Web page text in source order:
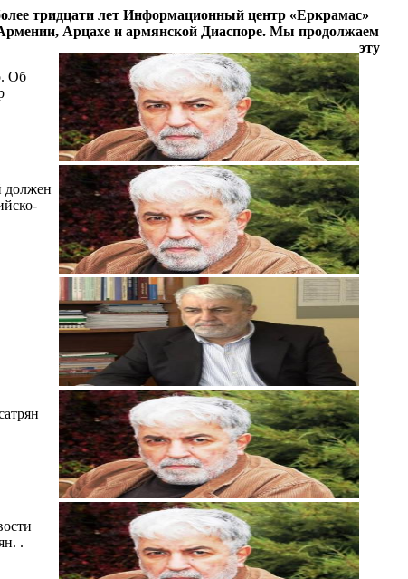
Об
должен
.
тридцати лет Информационный центр «Еркрамас»
Арцахе и армянской Диаспоре. Мы продолжаем
эту